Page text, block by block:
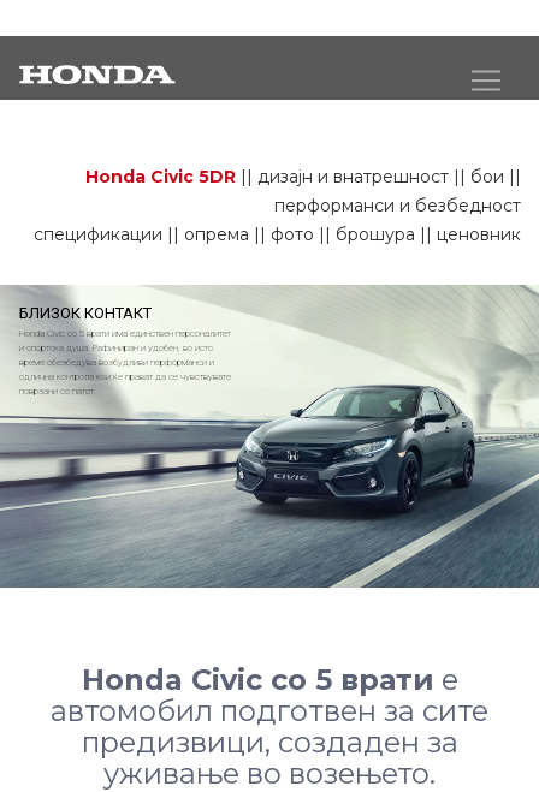
Honda Civic 5DR || дизајн и внатрешност || бои ||
перформанси и безбедност
спецификации || опрема || фото || брошура || ценовник
Honda Civic со 5 врати има единствен персоналитет
и спортска душа. Рафиниран и удобен, во исто
време обезбедува возбудливи перформанси и
одлична контрола кои ќе прават да се чувствувате
поврзани со патот.
БЛИЗОК КОНТАКТ
Honda Civic со 5 врати е
автомобил подготвен за сите
предизвици, создаден за
уживање во возењето.